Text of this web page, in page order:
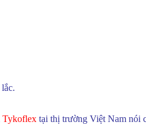
Tykoflex tại thị trường Việt Nam nói